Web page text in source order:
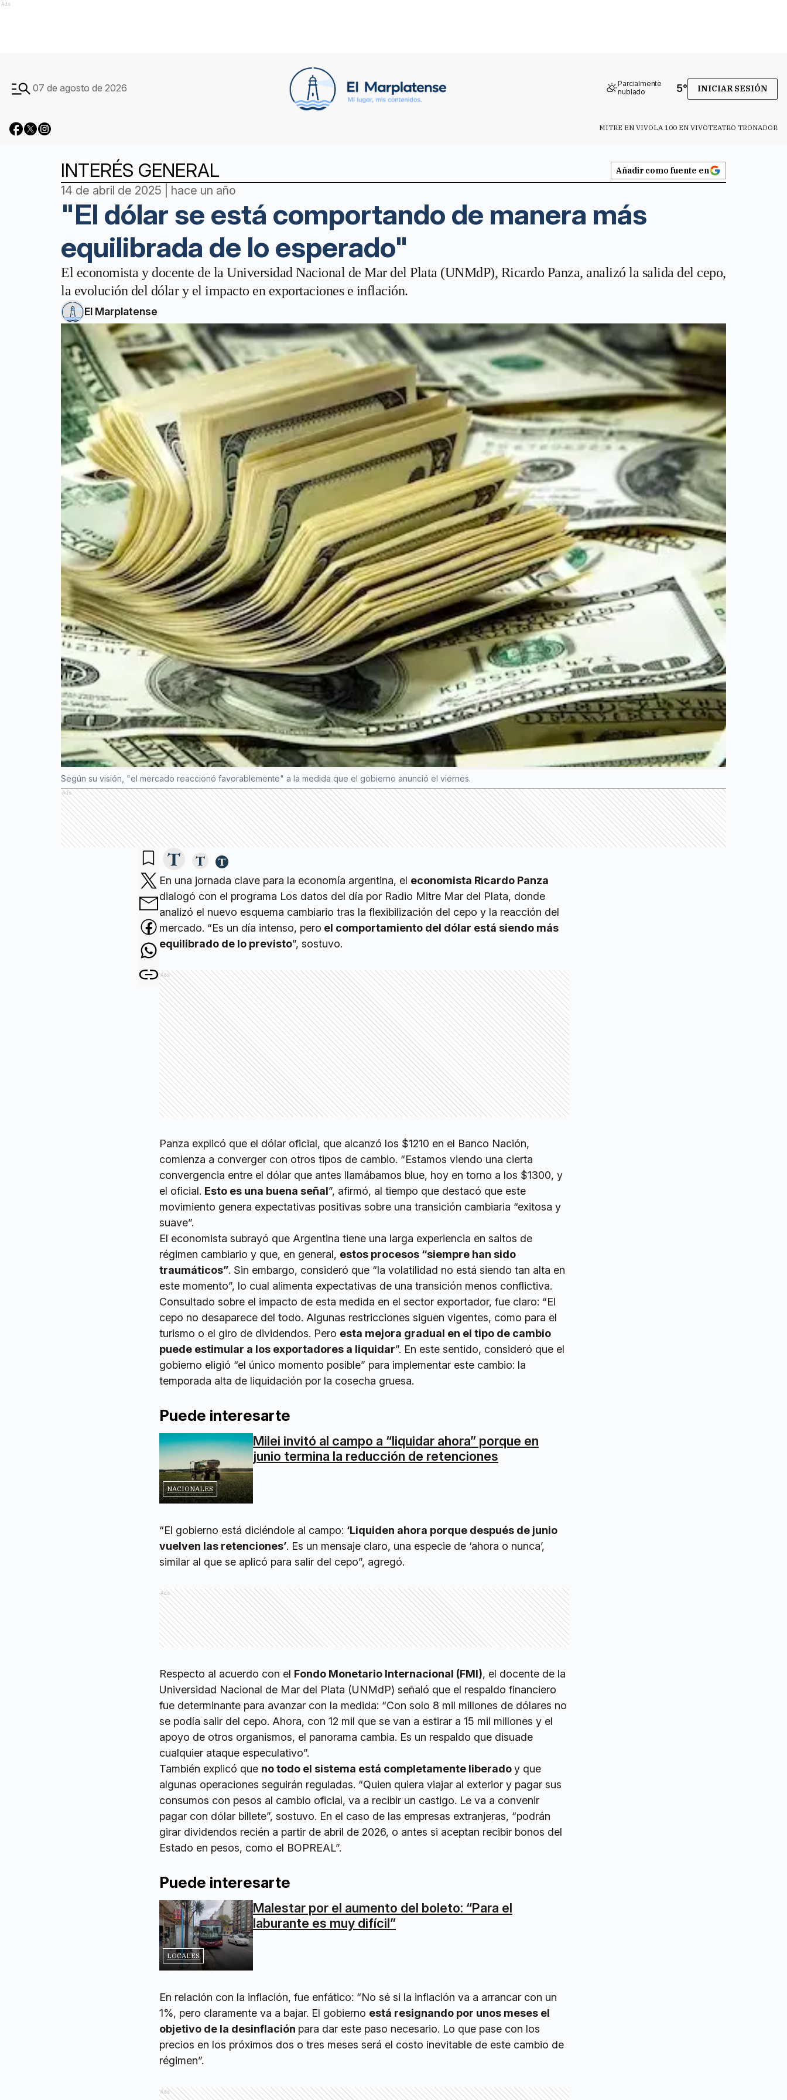
Ads
07 de agosto de 2026
Parcialmente
nublado
5° INICIAR SESIÓN
MITRE EN VIVOLA 100 EN VIVOTEATRO TRONADOR
INTERÉS GENERAL Añadir como fuente en
14 de abril de 2025 | hace un año
"El dólar se está comportando de manera más
equilibrada de lo esperado"
El economista y docente de la Universidad Nacional de Mar del Plata (UNMdP), Ricardo Panza, analizó la salida del cepo,
la evolución del dólar y el impacto en exportaciones e inflación.
El Marplatense
Según su visión, "el mercado reaccionó favorablemente" a la medida que el gobierno anunció el viernes.
Ads
En una jornada clave para la economía argentina, el economista Ricardo Panza
dialogó con el programa Los datos del día por Radio Mitre Mar del Plata, donde
analizó el nuevo esquema cambiario tras la flexibilización del cepo y la reacción del
mercado. “Es un día intenso, pero el comportamiento del dólar está siendo más
equilibrado de lo previsto”, sostuvo.
Ads
Panza explicó que el dólar oficial, que alcanzó los $1210 en el Banco Nación,
comienza a converger con otros tipos de cambio. “Estamos viendo una cierta
convergencia entre el dólar que antes llamábamos blue, hoy en torno a los $1300, y
el oficial. Esto es una buena señal”, afirmó, al tiempo que destacó que este
movimiento genera expectativas positivas sobre una transición cambiaria “exitosa y
suave”.
El economista subrayó que Argentina tiene una larga experiencia en saltos de
régimen cambiario y que, en general, estos procesos “siempre han sido
traumáticos”. Sin embargo, consideró que “la volatilidad no está siendo tan alta en
este momento”, lo cual alimenta expectativas de una transición menos conflictiva.
Consultado sobre el impacto de esta medida en el sector exportador, fue claro: “El
cepo no desaparece del todo. Algunas restricciones siguen vigentes, como para el
turismo o el giro de dividendos. Pero esta mejora gradual en el tipo de cambio
puede estimular a los exportadores a liquidar”. En este sentido, consideró que el
gobierno eligió “el único momento posible” para implementar este cambio: la
temporada alta de liquidación por la cosecha gruesa.
Puede interesarte
NACIONALES
Milei invitó al campo a “liquidar ahora” porque en
junio termina la reducción de retenciones
“El gobierno está diciéndole al campo: ‘Liquiden ahora porque después de junio
vuelven las retenciones’. Es un mensaje claro, una especie de ‘ahora o nunca’,
similar al que se aplicó para salir del cepo”, agregó.
Ads
Respecto al acuerdo con el Fondo Monetario Internacional (FMI), el docente de la
Universidad Nacional de Mar del Plata (UNMdP) señaló que el respaldo financiero
fue determinante para avanzar con la medida: “Con solo 8 mil millones de dólares no
se podía salir del cepo. Ahora, con 12 mil que se van a estirar a 15 mil millones y el
apoyo de otros organismos, el panorama cambia. Es un respaldo que disuade
cualquier ataque especulativo”.
También explicó que no todo el sistema está completamente liberadoy que
algunas operaciones seguirán reguladas. “Quien quiera viajar al exterior y pagar sus
consumos con pesos al cambio oficial, va a recibir un castigo. Le va a convenir
pagar con dólar billete”, sostuvo. En el caso de las empresas extranjeras, “podrán
girar dividendos recién a partir de abril de 2026, o antes si aceptan recibir bonos del
Estado en pesos, como el BOPREAL”.
Puede interesarte
LOCALES
Malestar por el aumento del boleto: “Para el
laburante es muy difícil”
En relación con la inflación, fue enfático: “No sé si la inflación va a arrancar con un
1%, pero claramente va a bajar. El gobierno está resignando por unos meses el
objetivo de la desinflación para dar este paso necesario. Lo que pase con los
precios en los próximos dos o tres meses será el costo inevitable de este cambio de
régimen”.
Ads